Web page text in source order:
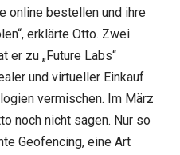
online bestellen und ihre
erklärte Otto. Zwei
er zu „Future Labs“
und virtueller Einkauf
vermischen. Im März
noch nicht sagen. Nur so
Geofencing, eine Art